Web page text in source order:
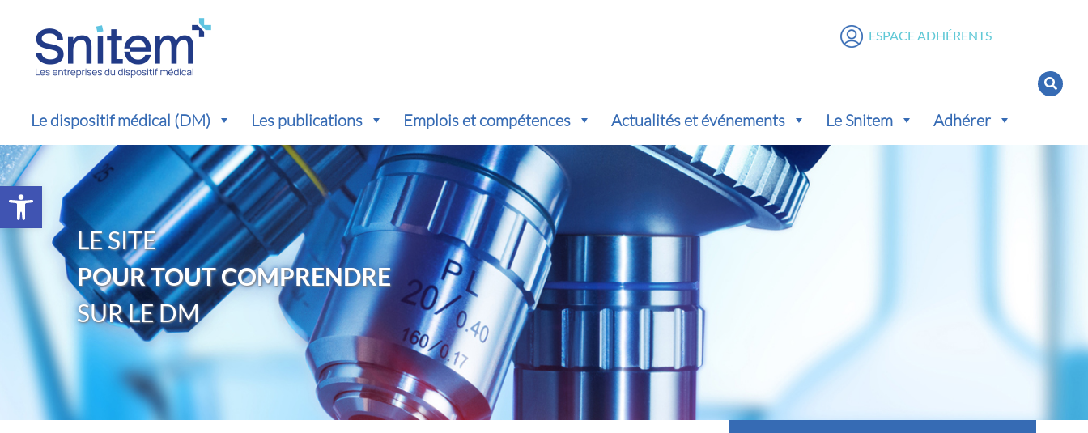
Ouvrir la barre d’outils
Le dispositif médical (DM) Les publications Emplois et compétences Actualités et événements Le Snitem Adhérer
ESPACE ADHÉRENTS
LE SITE
POUR TOUT COMPRENDRE
SUR LE DM